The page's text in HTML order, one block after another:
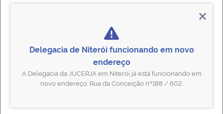
Delegacia de Niterói funcionando em novo
endereço
A Delegacia da JUCERJA em Niterói já está funcionando em
novoendereço:Rua da Conceição nº188 / 602.